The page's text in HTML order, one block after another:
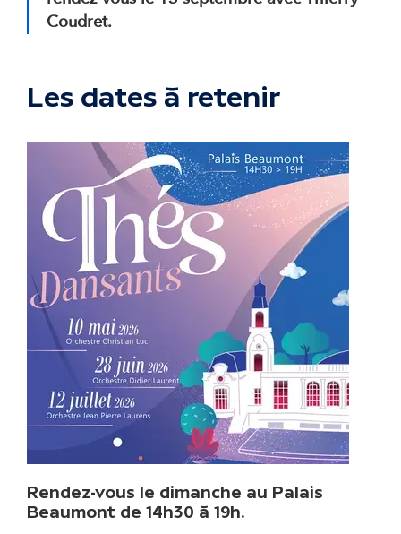
Coudret.
Les dates à retenir
Rendez-vous le dimanche au Palais
Beaumont de 14h30 à 19h.